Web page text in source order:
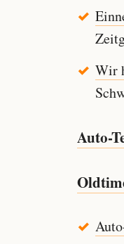
Wir
Auto-